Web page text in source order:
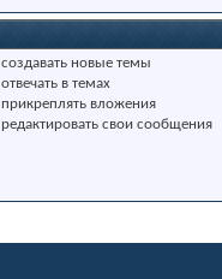
создавать новые темы
отвечать в темах
прикреплять вложения
редактировать свои сообщения